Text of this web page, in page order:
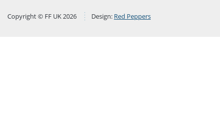
Copyright © FF UK 2026 Design: Red Peppers